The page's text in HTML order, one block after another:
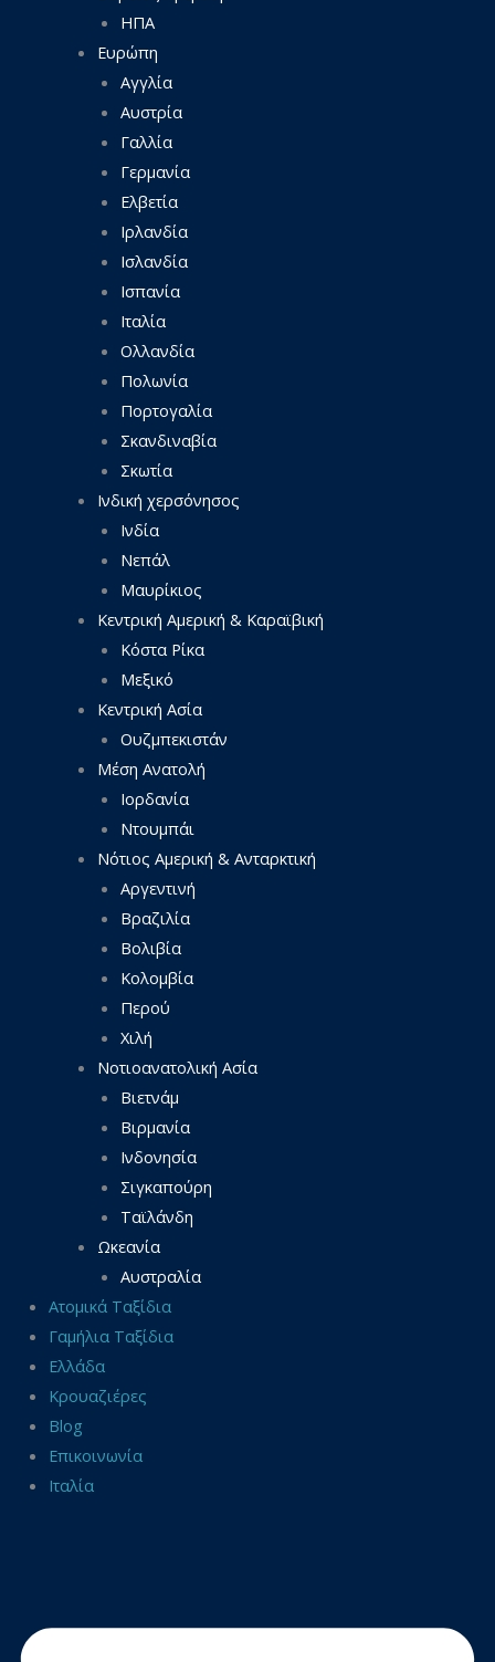
ΗΠΑ
Ευρώπη
Αγγλία
Αυστρία
Γαλλία
Γερμανία
Ελβετία
Ιρλανδία
Ισλανδία
Ισπανία
Ιταλία
Ολλανδία
Πολωνία
Πορτογαλία
Σκανδιναβία
Σκωτία
Ινδική χερσόνησος
Ινδία
Νεπάλ
Μαυρίκιος
Κεντρική Αμερική & Καραϊβική
Κόστα Ρίκα
Μεξικό
Κεντρική Ασία
Ουζμπεκιστάν
Μέση Ανατολή
Ιορδανία
Ντουμπάι
Νότιος Αμερική & Ανταρκτική
Αργεντινή
Βραζιλία
Βολιβία
Κολομβία
Περού
Χιλή
Νοτιοανατολική Ασία
Βιετνάμ
Βιρμανία
Ινδονησία
Σιγκαπούρη
Ταϊλάνδη
Ωκεανία
Αυστραλία
Ατομικά Ταξίδια
Γαμήλια Ταξίδια
Ελλάδα
Κρουαζιέρες
Blog
Επικοινωνία
Ιταλία